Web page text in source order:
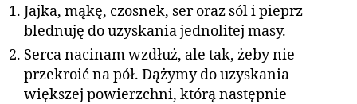
Jajka, mąkę, czosnek, ser oraz sól i pieprz
blednuję do uzyskania jednolitej masy.
Serca nacinam wzdłuż, ale tak, żeby nie
przekroić na pół. Dążymy do uzyskania
większej powierzchni, którą następnie